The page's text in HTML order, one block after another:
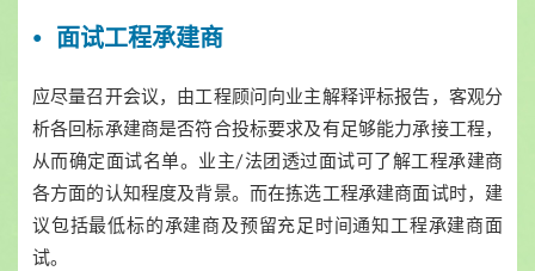
面试工程承建商
应尽量召开会议，由工程顾问向业主解释评标报告，客观分
析各回标承建商是否符合投标要求及有足够能力承接工程，
从而确定面试名单。业主/法团透过面试可了解工程承建商
各方面的认知程度及背景。而在拣选工程承建商面试时，建
议包括最低标的承建商及预留充足时间通知工程承建商面
试。